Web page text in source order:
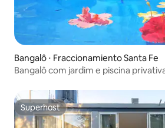
Bangalô ⋅ Fraccionamiento Santa Fe
Bangalô com jardim e piscina
Superhost
Superhost